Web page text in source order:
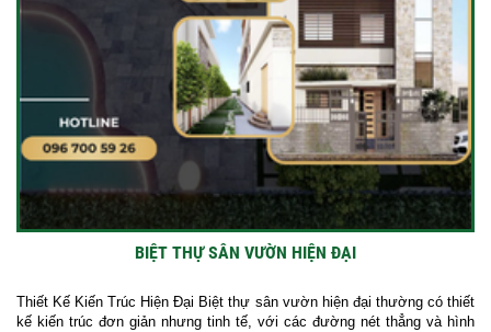
BIỆT THỰ SÂN VƯỜN HIỆN ĐẠI
Thiết Kế Kiến Trúc Hiện Đại Biệt thự sân vườn hiện đại thường có thiết
kế kiến trúc đơn giản nhưng tinh tế, với các đường nét thẳng và hình